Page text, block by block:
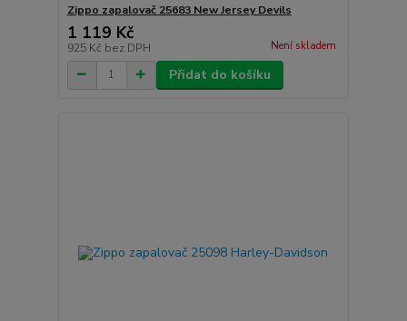
Zippo zapalovač 25683 New Jersey Devils
1 119 Kč
925 Kč bez DPH Není skladem
Přidat do košíku